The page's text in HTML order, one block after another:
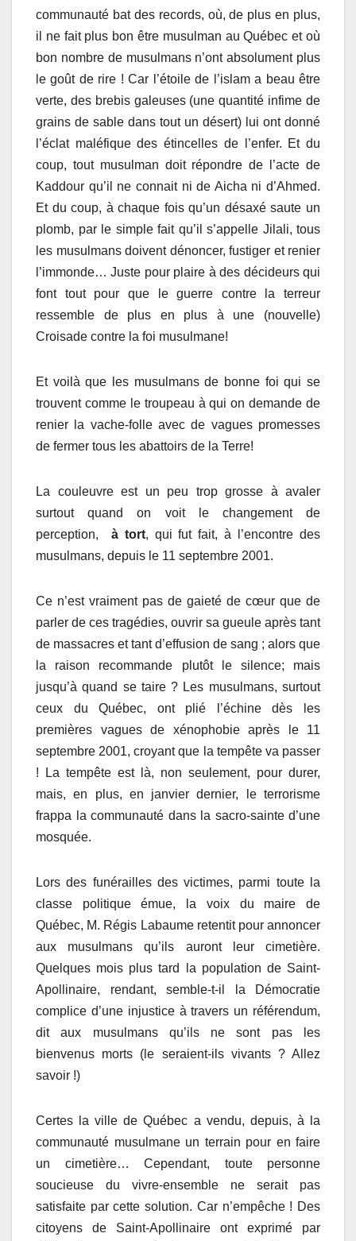
communauté bat des records, où, de plus en plus,
il ne fait plus bon être musulman au Québec et où
bon nombre de musulmans n’ont absolument plus
le goût de rire ! Car l’étoile de l’islam a beau être
verte, des brebis galeuses (une quantité infime de
grains de sable dans tout un désert) lui ont donné
l’éclat maléfique des étincelles de l’enfer. Et du
coup, tout musulman doit répondre de l’acte de
Kaddour qu’il ne connait ni de Aicha ni d’Ahmed.
Et du coup, à chaque fois qu’un désaxé saute un
plomb, par le simple fait qu’il s’appelle Jilali, tous
les musulmans doivent dénoncer, fustiger et renier
l’immonde… Juste pour plaire à des décideurs qui
font tout pour que le guerre contre la terreur
ressemble de plus en plus à une (nouvelle)
Croisade contre la foi musulmane!
Et voilà que les musulmans de bonne foi qui se
trouvent comme le troupeau à qui on demande de
renier la vache-folle avec de vagues promesses
de fermer tous les abattoirs de la Terre!
La couleuvre est un peu trop grosse à avaler
surtout quand on voit le changement de
perception, à tort, qui fut fait, à l’encontre des
musulmans, depuis le 11 septembre 2001.
Ce n’est vraiment pas de gaieté de cœur que de
parler de ces tragédies, ouvrir sa gueule après tant
de massacres et tant d’effusion de sang ; alors que
la raison recommande plutôt le silence; mais
jusqu’à quand se taire ? Les musulmans, surtout
ceux du Québec, ont plié l’échine dès les
premières vagues de xénophobie après le 11
septembre 2001, croyant que la tempête va passer
! La tempête est là, non seulement, pour durer,
mais, en plus, en janvier dernier, le terrorisme
frappa la communauté dans la sacro-sainte d’une
mosquée.
Lors des funérailles des victimes, parmi toute la
classe politique émue, la voix du maire de
Québec, M. Régis Labaume retentit pour annoncer
aux musulmans qu’ils auront leur cimetière.
Quelques mois plus tard la population de Saint-
Apollinaire, rendant, semble-t-il la Démocratie
complice d’une injustice à travers un référendum,
dit aux musulmans qu’ils ne sont pas les
bienvenus morts (le seraient-ils vivants ? Allez
savoir !)
Certes la ville de Québec a vendu, depuis, à la
communauté musulmane un terrain pour en faire
un cimetière… Cependant, toute personne
soucieuse du vivre-ensemble ne serait pas
satisfaite par cette solution. Car n’empêche ! Des
citoyens de Saint-Apollinaire ont exprimé par